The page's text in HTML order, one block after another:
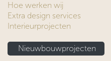
Hoe werken wij
Extra design services
Interieurprojecten
Nieuwbouwprojecten